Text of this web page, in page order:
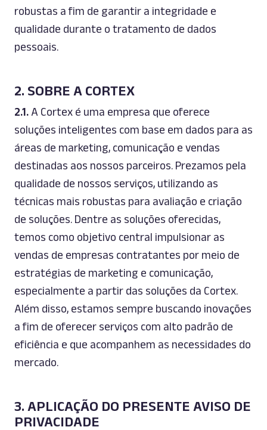
robustas a fim de garantir a integridade e
qualidade durante o tratamento de dados
pessoais.
2. SOBRE A CORTEX
2.1. A Cortex é uma empresa que oferece
soluções inteligentes com base em dados para as
áreas de marketing, comunicação e vendas
destinadas aos nossos parceiros. Prezamos pela
qualidade de nossos serviços, utilizando as
técnicas mais robustas para avaliação e criação
de soluções. Dentre as soluções oferecidas,
temos como objetivo central impulsionar as
vendas de empresas contratantes por meio de
estratégias de marketing e comunicação,
especialmente a partir das soluções da Cortex.
Além disso, estamos sempre buscando inovações
a fim de oferecer serviços com alto padrão de
eficiência e que acompanhem as necessidades do
mercado.
3. APLICAÇÃO DO PRESENTE AVISO DE
PRIVACIDADE